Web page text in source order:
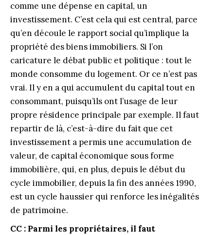
comme une dépense en capital, un
investissement. C’est cela qui est central, parce
qu’en découle le rapport social qu’implique la
propriété des biens immobiliers. Si l’on
caricature le débat public et politique : tout le
monde consomme du logement. Or ce n’est pas
vrai. Il y en a qui accumulent du capital tout en
consommant, puisqu’ils ont l’usage de leur
propre résidence principale par exemple. Il faut
repartir de là, c’est-à-dire du fait que cet
investissement a permis une accumulation de
valeur, de capital économique sous forme
immobilière, qui, en plus, depuis le début du
cycle immobilier, depuis la fin des années 1990,
est un cycle haussier qui renforce les inégalités
de patrimoine.
CC : Parmi les propriétaires, il faut